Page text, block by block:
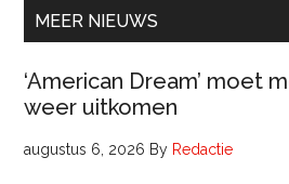
MEER NIEUWS
‘American Dream’ moet
weer uitkomen
augustus 6, 2026 By Redactie